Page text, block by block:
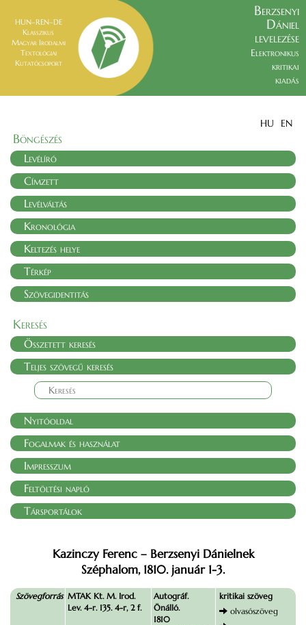
HUN–REN–DE
Klasszikus
Magyar Irodalmi
Textológiai
Kutatócsoport
Berzsenyi
Dániel
levelezése
Elektronikus
kritikai
kiadás
HU EN
Böngészés
Levélíró
Címzett
Levélváltás
Kronológia
Keltezés helye
Térkép
Szövegidentitás
Keresés
Összetett keresés
Teljes szövegű keresés
Nyitóoldal
Fogalmak és használat
Impresszum
Feltöltési napló
Társportálok
Kazinczy Ferenc – Berzsenyi Dánielnek
Széphalom, 1810. január 1-3.
Szövegforrás MTAK Kt. M. Irod.
Lev. 4-r. 135. 4-r, 2 f.
Autográf.
Önálló.
1810
kritikai szöveg
olvasószöveg